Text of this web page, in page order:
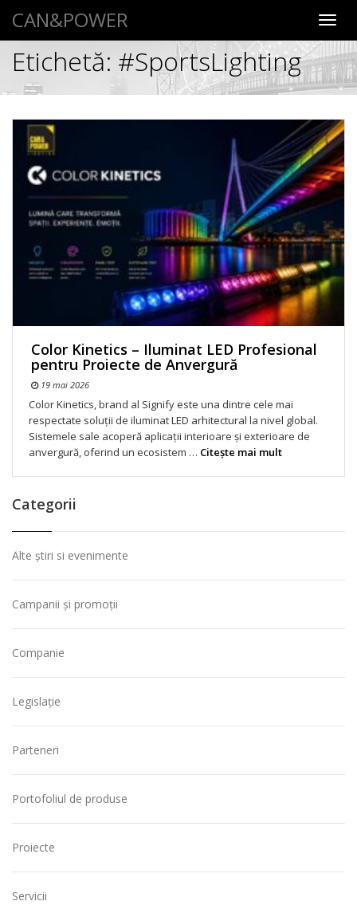
CAN&POWER
Etichetă: #SportsLighting
Color Kinetics – Iluminat LED Profesional
pentru Proiecte de Anvergură
19 mai 2026
Color Kinetics, brand al Signify este una dintre cele mai
respectate soluții de iluminat LED arhitectural la nivel global.
Sistemele sale acoperă aplicații interioare și exterioare de
anvergură, oferind un ecosistem … Citeşte mai mult
Categorii
Alte știri si evenimente
Campanii și promoții
Companie
Legislație
Parteneri
Portofoliul de produse
Proiecte
Servicii